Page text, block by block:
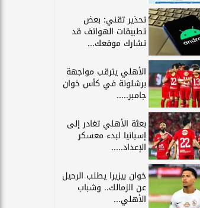
تحذير تقني: بعض
تطبيقات الهواتف قد
تشارك موقعك...
الأهلي يترقب مواجهة
برشلونة في كأس خوان
جامبر.....
بعثة الأهلي تغادر إلى
إسبانيا لبدء معسكر
الإعداد.....
خوان بيزيرا يطلب الرحيل
عن الزمالك.. وشباب
الأهلي...